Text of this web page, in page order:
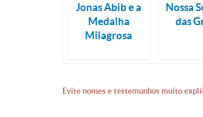
Jonas Abib e a
Medalha
Milagrosa
Nossa
das
Evite nomes e testemunhos muito